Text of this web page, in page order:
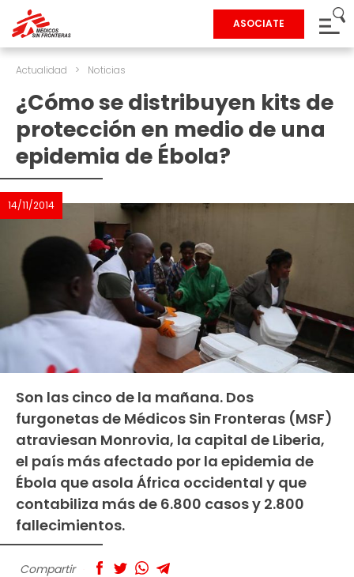
ASOCIATE
Actualidad > Noticias
¿Cómo se distribuyen kits de
protección en medio de una
epidemia de Ébola?
14/11/2014
Son las cinco de la mañana. Dos
furgonetas de Médicos Sin Fronteras (MSF)
atraviesan Monrovia, la capital de Liberia,
el país más afectado por la epidemia de
Ébola que asola África occidental y que
contabiliza más de 6.800 casos y 2.800
fallecimientos.
Compartir